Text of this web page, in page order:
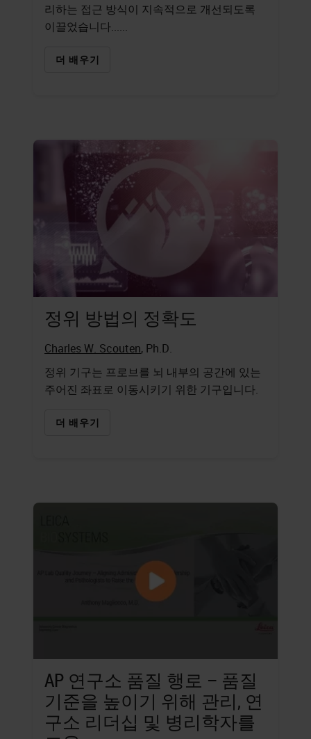
리하는 접근 방식이 지속적으로 개선되도록
이끌었습니다......
더 배우기
정위 방법의 정확도
Charles W. Scouten, Ph.D.
정위 기구는 프로브를 뇌 내부의 공간에 있는
주어진 좌표로 이동시키기 위한 기구입니다.
더 배우기
AP 연구소 품질 행로 – 품질
기준을 높이기 위해 관리, 연
구소 리더십 및 병리학자를